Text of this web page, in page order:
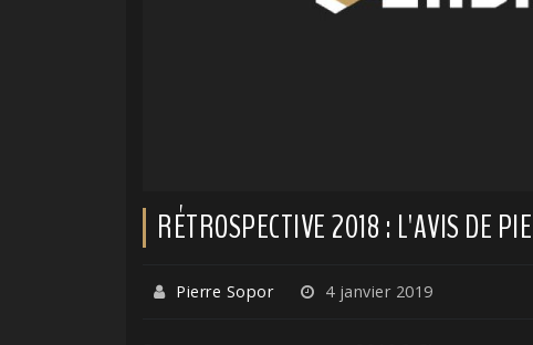
RÉTROSPECTIVE 2018 : L'AVIS DE
Pierre Sopor 4 janvier 2019